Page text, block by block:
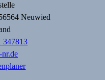
Neuwied
347813